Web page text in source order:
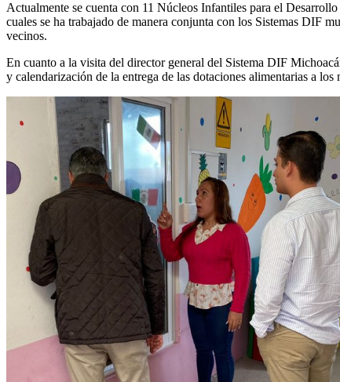
Actualmente se cuenta con 11 Núcleos Infantiles para el
cuales se ha trabajado de manera conjunta con los Sistemas DIF
vecinos.
En cuanto a la visita del director general del Sistema DIF
y calendarización de la entrega de las dotaciones alimentarias a